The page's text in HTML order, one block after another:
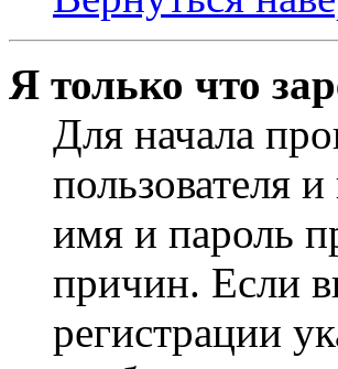
Я только что
Для начала
пользователя
имя и пароль
причин. Если
регистрации